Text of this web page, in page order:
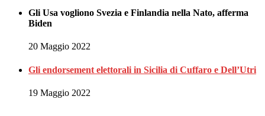
Gli Usa vogliono Svezia e Finlandia nella Nato, afferma
Biden
20 Maggio 2022
Gli endorsement elettorali in Sicilia di Cuffaro e Dell’Utri
19 Maggio 2022